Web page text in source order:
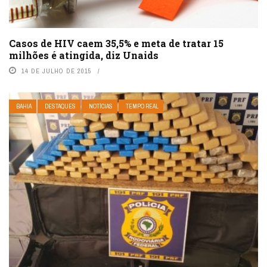
Casos de HIV caem 35,5% e meta de tratar 15
milhões é atingida, diz Unaids
14 DE JULHO DE 2015
BAHIA DESTAQUES NOTÍCIAS TEMPO REAL